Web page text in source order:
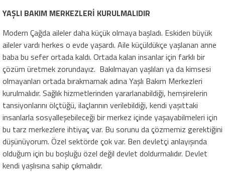
YAŞLI BAKIM MERKEZLERİ KURULMALIDIR
Modern Çağda aileler daha küçük olmaya başladı. Eskiden büyük
aileler vardı herkes o evde yaşardı. Aile küçüldükçe yaşlanan anne
baba bu sefer ortada kaldı. Ortada kalan insanlar için farklı bir
çözüm üretmek zorundayız. Bakılmayan yaşlıları ya da kimsesi
olmayanları ortada bırakmamak adına Yaşlı Bakım Merkezleri
kurulmalıdır. Sağlık hizmetlerinden yararlanabildiği, hemşirelerin
tansiyonlarını ölçtüğü, ilaçlarının verilebildiği, kendi yaşıttaki
insanlarla sosyalleşebileceği bir merkez içinde yaşayabilmeleri için
bu tarz merkezlere ihtiyaç var. Bu sorunu da çözmemiz gerektiğini
düşünüyorum. Özel sektörde çok var. Ben devletçi anlayışında
olduğum için bu boşluğu özel değil devlet doldurmalıdır. Devlet
kendi yaşlısına sahip çıkmalıdır.